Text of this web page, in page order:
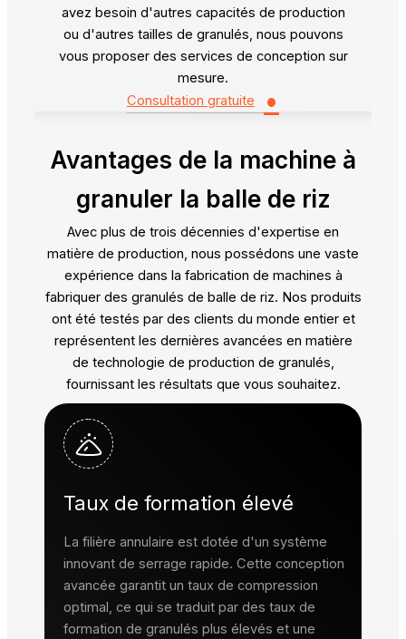
avez besoin d'autres capacités de production
ou d'autres tailles de granulés, nous pouvons
vous proposer des services de conception sur
mesure.
Consultation gratuite
•
Avantages de la machine à
granuler la balle de riz
Avec plus de trois décennies d'expertise en
matière de production, nous possédons une vaste
expérience dans la fabrication de machines à
fabriquer des granulés de balle de riz. Nos produits
ont été testés par des clients du monde entier et
représentent les dernières avancées en matière
de technologie de production de granulés,
fournissant les résultats que vous souhaitez.
Taux de formation élevé
La filière annulaire est dotée d'un système
innovant de serrage rapide. Cette conception
avancée garantit un taux de compression
optimal, ce qui se traduit par des taux de
formation de granulés plus élevés et une